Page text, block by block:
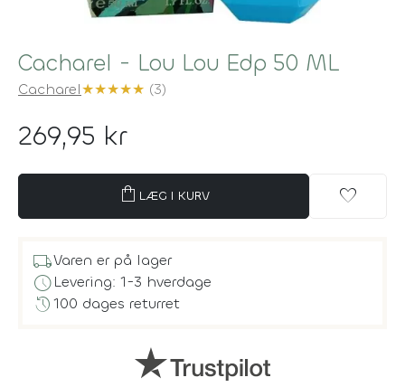
Cacharel - Lou Lou Edp 50 ML
Cacharel★★★★★ (3)
269,95 kr
shopping_bag LÆG I KURV favorite
local_shippingVaren er på lager
scheduleLevering: 1-3 hverdage
history100 dages returret